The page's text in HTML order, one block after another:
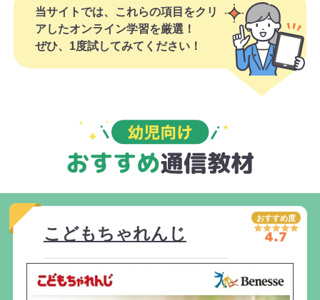
当サイトでは、これらの項目をクリ
アしたオンライン学習を厳選！
ぜひ、1度試してみてください！
こどもちゃれんじ
おすすめ度